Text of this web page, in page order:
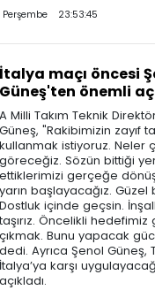
Perşembe 23:53:45
İtalya maçı öncesi
Güneş'ten önemli
A Milli Takım Teknik
Güneş, "Rakibimizin zayıf
kullanmak istiyoruz. Neler
göreceğiz. Sözün bittiği
ettiklerimizi gerçeğe
yarın başlayacağız. Güzel
Dostluk içinde geçsin.
taşırız. Öncelikli hedefimiz
çıkmak. Bunu yapacak
dedi. Ayrıca Şenol Güneş,
İtalya’ya karşı
açıkladı.